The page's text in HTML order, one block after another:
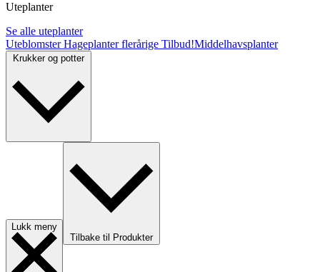
Uteplanter
Se alle uteplanter
UteblomsterHageplanter flerårige Tilbud!Middelhavsplanter
Krukker og potter
Lukk meny
Tilbake til Produkter